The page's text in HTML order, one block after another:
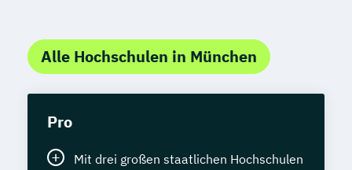
Alle Hochschulen in München
Pro
Mit drei großen staatlichen Hochschulen